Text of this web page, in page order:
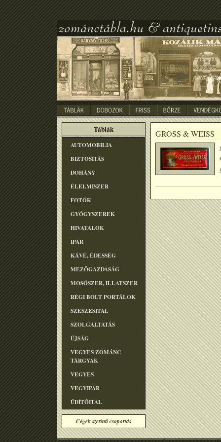
Táblák
AUTOMOBILIA
BIZTOSÍTÁS
DOHÁNY
ÉLELMISZER
FOTÓK
GYÓGYSZEREK
HIVATALOK
IPAR
KÁVÉ, ÉDESSÉG
MEZÕGAZDASÁG
MOSÓSZER, ILLATSZER
RÉGI BOLT PORTÁLOK
SZESZESITAL
SZOLGÁLTATÁS
ÚJSÁG
VEGYES ZOMÁNC
TÁRGYAK
VEGYES
VEGYIPAR
ÜDÍTÕITAL
Cégek szerinti csoportás
GROSS & WEISS